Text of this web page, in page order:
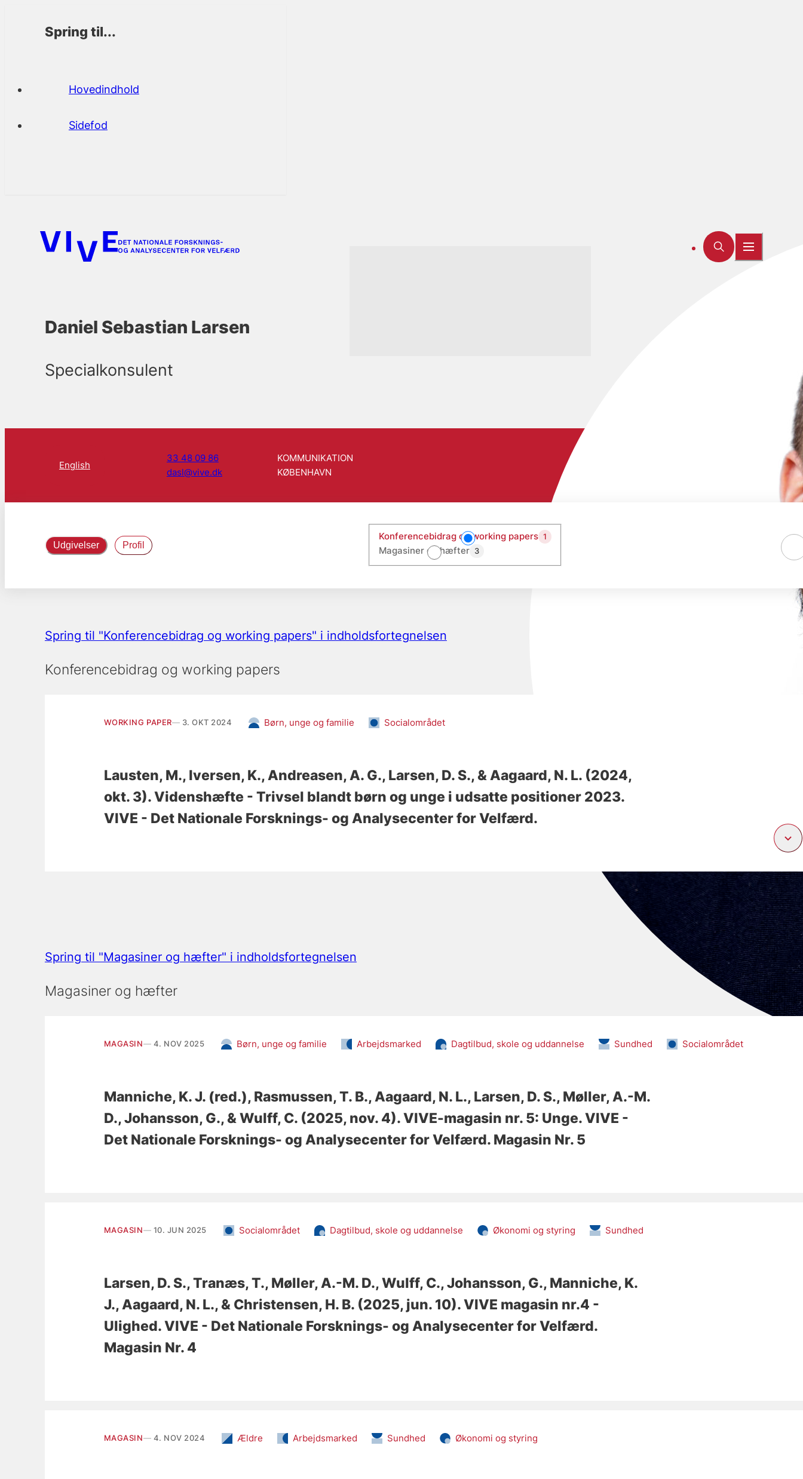
Spring til...
Hovedindhold
Sidefod
Daniel Sebastian Larsen
Specialkonsulent
English
33 48 09 86
dasl@vive.dk
KOMMUNIKATION
KØBENHAVN
Udgivelser Profil
Konferencebidrag og working papers 1
Magasiner og hæfter 3
Spring til "Konferencebidrag og working papers" i indholdsfortegnelsen
Konferencebidrag og working papers
WORKING PAPER 3. OKT 2024 Børn, unge og familie Socialområdet
Lausten, M., Iversen, K., Andreasen, A. G., Larsen, D. S., & Aagaard, N. L.(2024,
okt. 3).Videnshæfte - Trivsel blandt børn og unge i udsatte positioner 2023.
VIVE - Det Nationale Forsknings- og Analysecenter for Velfærd.
Spring til "Magasiner og hæfter" i indholdsfortegnelsen
Magasiner og hæfter
MAGASIN 4. NOV 2025 Børn, unge og familie Arbejdsmarked Dagtilbud, skole og uddannelse Sundhed Socialområdet
Manniche, K. J. (red.), Rasmussen, T. B., Aagaard, N. L., Larsen, D. S., Møller, A.-M.
D., Johansson, G., & Wulff, C.(2025, nov. 4).VIVE-magasin nr. 5: Unge. VIVE -
Det Nationale Forsknings- og Analysecenter for Velfærd. Magasin Nr. 5
MAGASIN 10. JUN 2025 Socialområdet Dagtilbud, skole og uddannelse Økonomi og styring Sundhed
Larsen, D. S., Tranæs, T., Møller, A.-M. D., Wulff, C., Johansson, G., Manniche, K.
J., Aagaard, N. L., & Christensen, H. B.(2025, jun. 10).VIVE magasin nr.4 -
Ulighed. VIVE - Det Nationale Forsknings- og Analysecenter for Velfærd.
Magasin Nr. 4
MAGASIN 4. NOV 2024 Ældre Arbejdsmarked Sundhed Økonomi og styring